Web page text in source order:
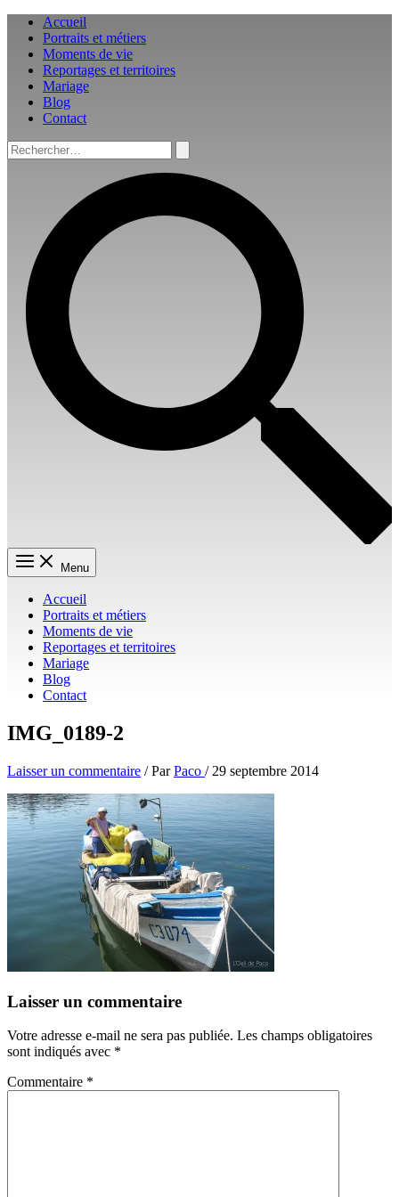
Aller
contenu
Accueil
Portraits et métiers
Moments de vie
Reportages et territoires
Mariage
Blog
Contact
Rechercher :
Menu
Accueil
Portraits et métiers
Moments de vie
Reportages et territoires
Mariage
Blog
Contact
IMG_0189-2
Laisser un commentaire / ParPaco / 29 septembre 2014
Laisser un commentaire
Votre adresse e-mail ne sera pas publiée. Les champs obligatoires
sont indiqués avec *
Commentaire *